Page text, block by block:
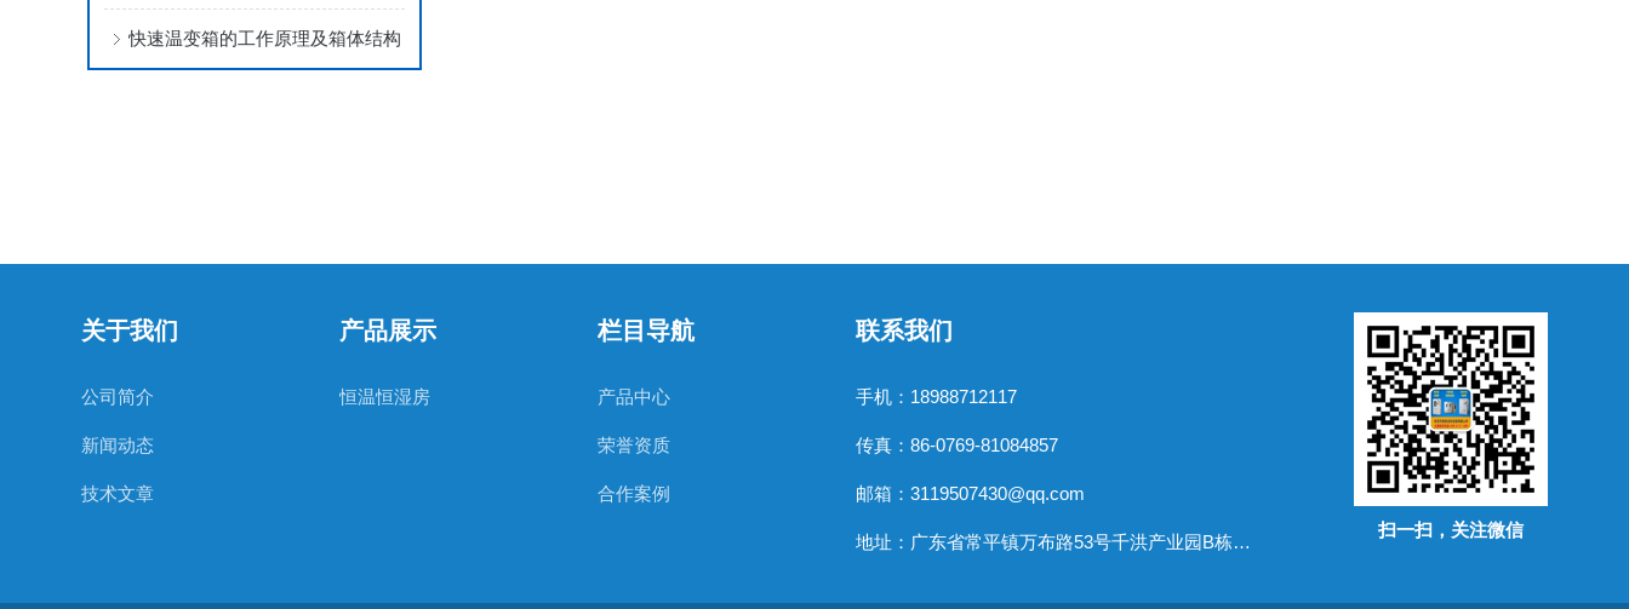
快速温变箱的工作原理及箱体结构
关于我们
公司简介
新闻动态
技术文章
产品展示
恒温恒湿房
栏目导航
产品中心
荣誉资质
合作案例
联系我们
手机：18988712117
传真：86-0769-81084857
邮箱：3119507430@qq.com
地址：广东省常平镇万布路53号千洪产业园B栋四楼
扫一扫，关注微信